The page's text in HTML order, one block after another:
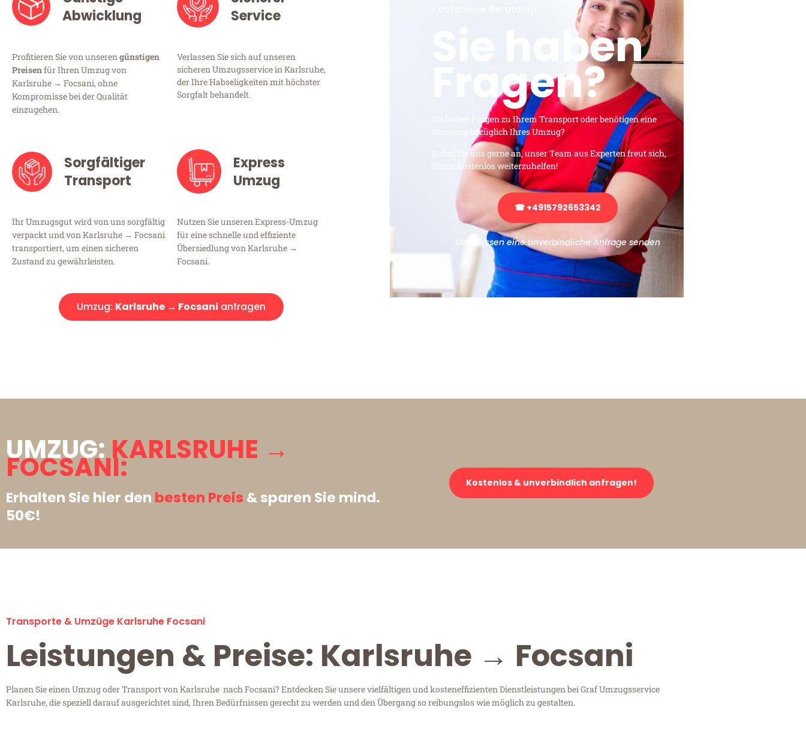
Abwicklung
Profitieren Sie von unserengünstigen
Preisenfür Ihren Umzug von
Karlsruhe → Focsani, ohne
Kompromisse bei der Qualität
einzugehen.
Service
Verlassen Sie sich auf unseren
sicheren Umzugsservice in Karlsruhe,
der Ihre Habseligkeiten mit höchster
Sorgfalt behandelt.
Sorgfältiger
Transport
Ihr Umzugsgut wird von uns sorgfältig
verpackt und von Karlsruhe → Focsani
transportiert, um einen sicheren
Zustand zu gewährleisten.
Express
Umzug
Nutzen Sie unseren Express-Umzug
für eine schnelle und effiziente
Übersiedlung von Karlsruhe →
Focsani.
Umzug: Karlsruhe → Focsani anfragen
Sie haben
Fragen?
Sie haben Fragen zu Ihrem Transport oder benötigen eine
Beratung bezüglich Ihres Umzug?
Rufen Sie uns gerne an, unser Team aus Experten freut sich,
Ihnen kostenlos weiterzuhelfen!
☎ +4915792653342
Stattdessen eine unverbindliche Anfrage senden
UMZUG:KARLSRUHE →
FOCSANI:
Erhalten Sie hier den besten Preis & sparen Sie mind.
50€!
Kostenlos & unverbindlich anfragen!
Transporte & Umzüge Karlsruhe Focsani
Leistungen & Preise: Karlsruhe → Focsani
Planen Sie einen Umzug oder Transport von Karlsruhe nach Focsani? Entdecken Sie unsere vielfältigen und kosteneffizienten Dienstleistungen bei Graf Umzugsservice
Karlsruhe, die speziell darauf ausgerichtet sind, Ihren Bedürfnissen gerecht zu werden und den Übergang so reibungslos wie möglich zu gestalten.